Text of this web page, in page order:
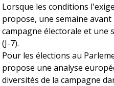
Lorsque les conditions
propose, une semaine
campagne électorale et une
(J-7).
Pour les élections au
propose une analyse
diversités de la campagne